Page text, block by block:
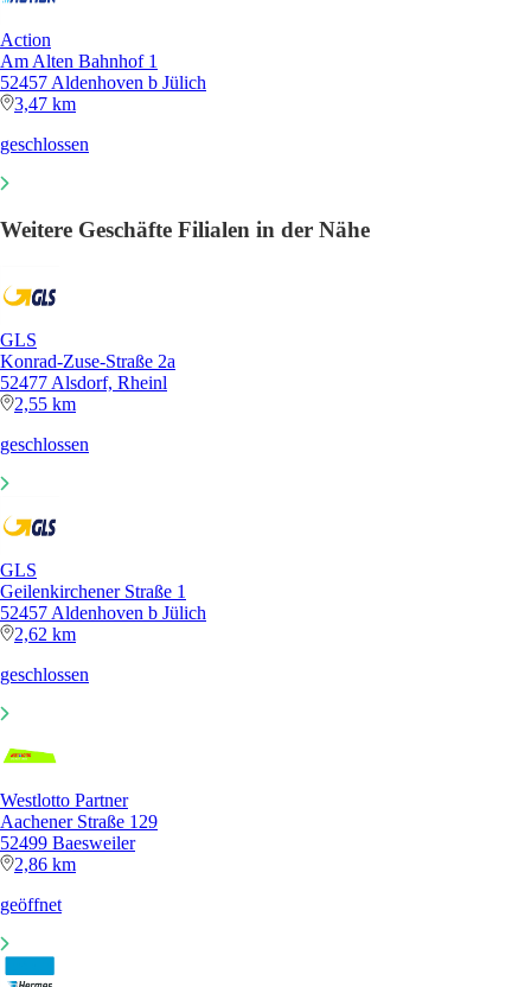
Action
Am Alten Bahnhof 1
52457 Aldenhoven b Jülich
3,47 km
geschlossen
Weitere Geschäfte Filialen in der Nähe
GLS
Konrad-Zuse-Straße 2a
52477 Alsdorf, Rheinl
2,55 km
geschlossen
GLS
Geilenkirchener Straße 1
52457 Aldenhoven b Jülich
2,62 km
geschlossen
Westlotto Partner
Aachener Straße 129
52499 Baesweiler
2,86 km
geöffnet